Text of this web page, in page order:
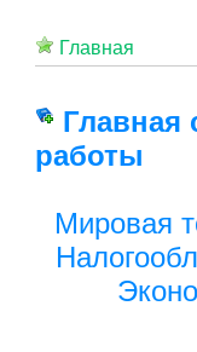
Главная
Главная
работы
Мировая